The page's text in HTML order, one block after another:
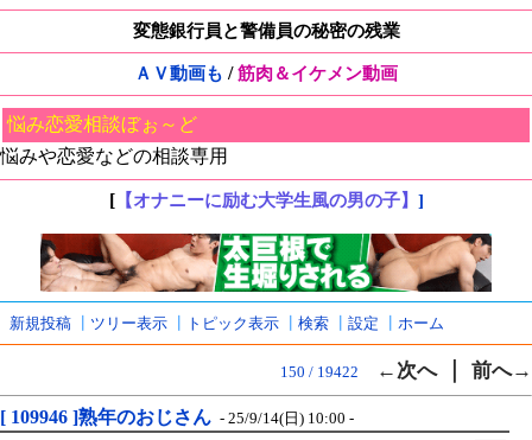
変態銀行員と警備員の秘密の残業
ＡＶ動画も /筋肉＆イケメン動画
悩み恋愛相談ぼぉ～ど
悩みや恋愛などの相談専用
[【オナニーに励む大学生風の男の子】 ]
新規投稿 ツリー表示 トピック表示 検索 設定 ホーム
150 / 19422 ←次へ｜ 前へ→
[ 109946 ]熟年のおじさん - 25/9/14(日) 10:00 -